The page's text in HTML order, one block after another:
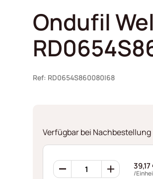
Ondufil
Ref: RD0654S860080I68
Verfügbar bei Nachbestellung
Ondufil
Wellenfedern
39,17
/